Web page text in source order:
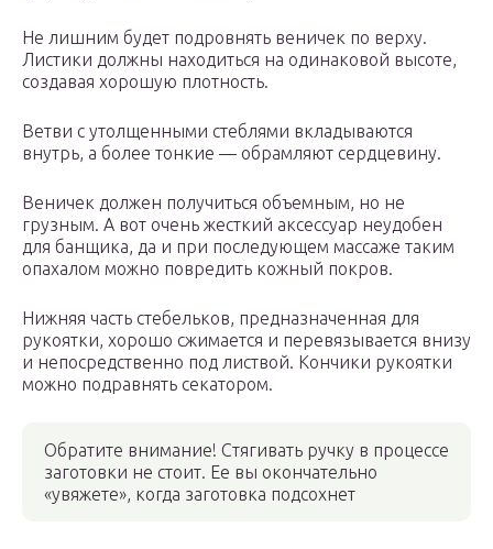
Не лишним будет подровнять веничек по верху.
Листики должны находиться на одинаковой высоте,
создавая хорошую плотность.
Ветви с утолщенными стеблями вкладываются
внутрь, а более тонкие — обрамляют сердцевину.
Веничек должен получиться объемным, но не
грузным. А вот очень жесткий аксессуар неудобен
для банщика, да и при последующем массаже таким
опахалом можно повредить кожный покров.
Нижняя часть стебельков, предназначенная для
рукоятки, хорошо сжимается и перевязывается внизу
и непосредственно под листвой. Кончики рукоятки
можно подравнять секатором.
Обратите внимание! Стягивать ручку в процессе
заготовки не стоит. Ее вы окончательно
«увяжете», когда заготовка подсохнет